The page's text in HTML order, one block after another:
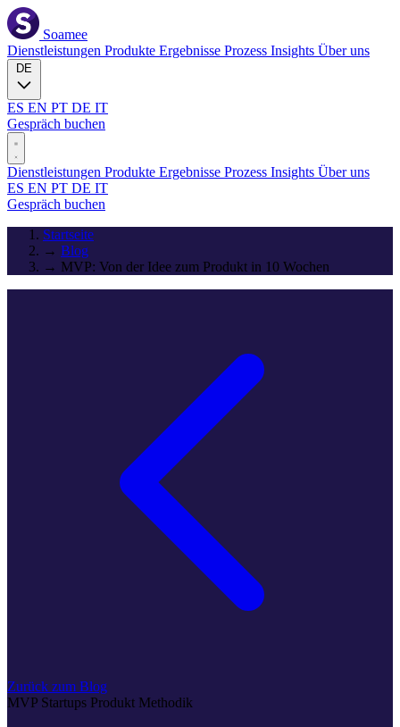
Soamee
Dienstleistungen Produkte Ergebnisse Prozess Insights Über uns
ES EN PT DE IT
Gespräch buchen
Dienstleistungen Produkte Ergebnisse Prozess Insights Über uns
ES EN PT DE IT
Gespräch buchen
Startseite
→ Blog
→ MVP: Von der Idee zum Produkt in 10 Wochen
Zurück zum Blog
MVP Startups Produkt Methodik